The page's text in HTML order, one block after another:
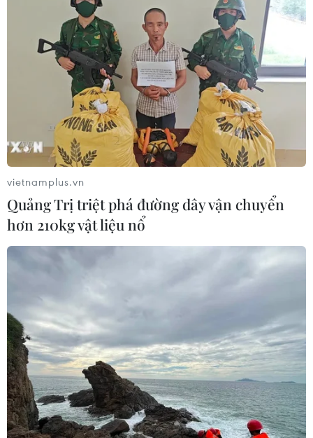
vietnamplus.vn
Quảng Trị triệt phá đường dây vận chuyển
hơn 210kg vật liệu nổ